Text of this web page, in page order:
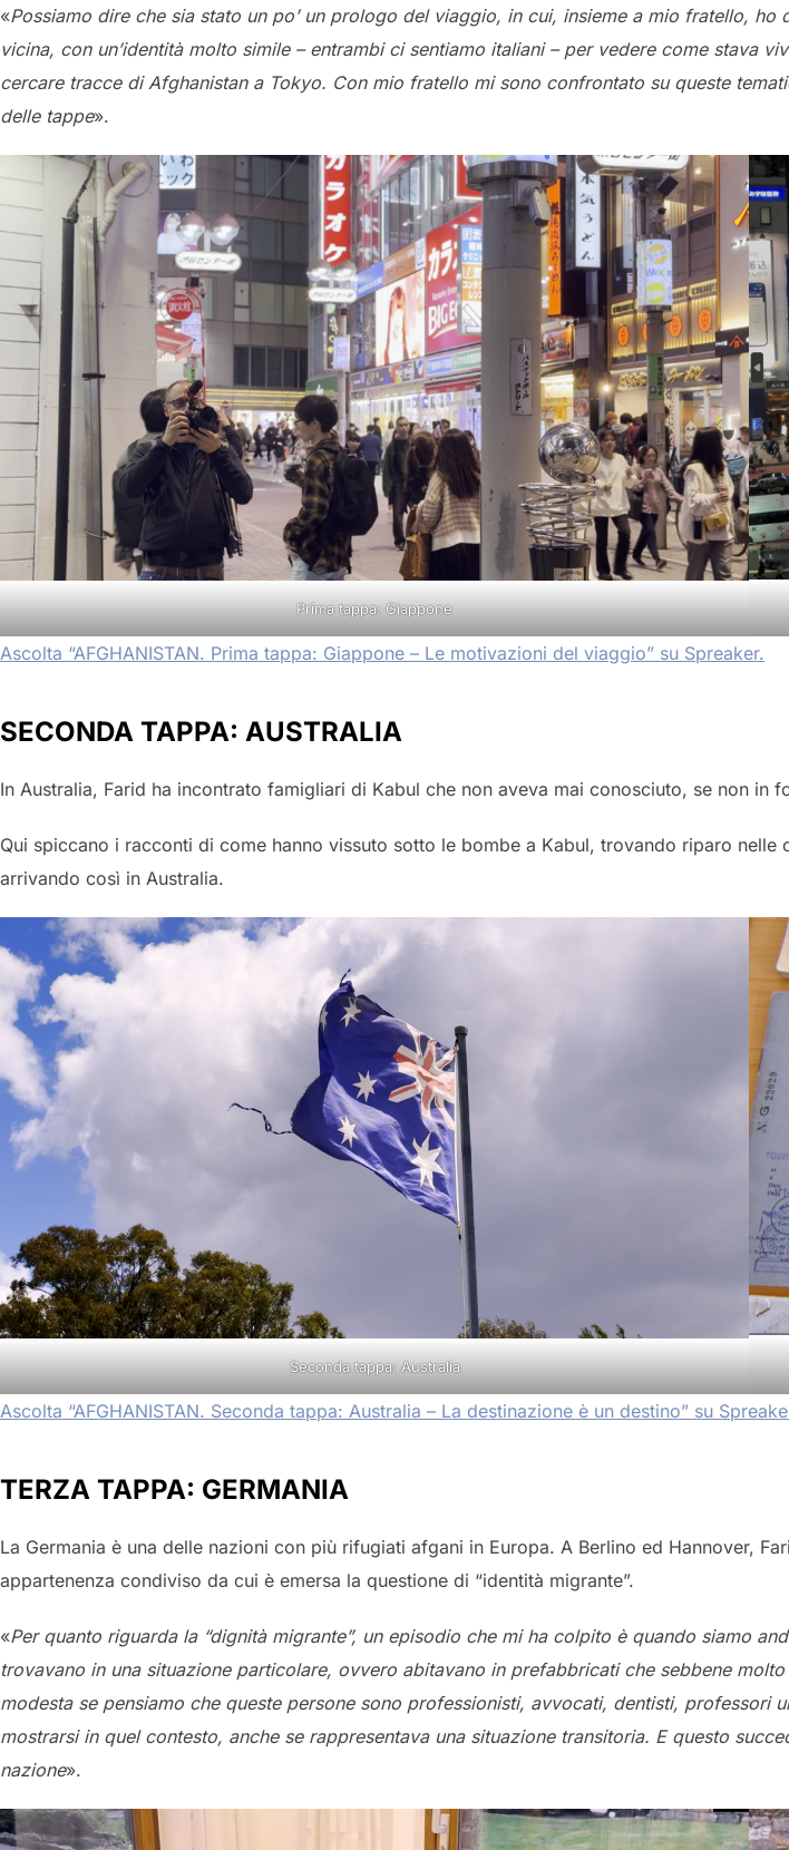
«Possiamo dire che sia stato un po’ un prologo del viaggio, in cui, insieme a mio fratello,
vicina, con un’identità molto simile – entrambi ci sentiamo italiani – per vedere come stava
cercare tracce di Afghanistan a Tokyo. Con mio fratello mi sono confrontato su queste
delle tappe».
Prima tappa: Giappone
Ascolta “AFGHANISTAN. Prima tappa: Giappone – Le motivazioni del viaggio” su Spreaker.
SECONDA TAPPA: AUSTRALIA
In Australia, Farid ha incontrato famigliari di Kabul che non aveva mai conosciuto, se non in
Qui spiccano i racconti di come hanno vissuto sotto le bombe a Kabul, trovando riparo
arrivando così in Australia.
Seconda tappa: Australia
Ascolta “AFGHANISTAN. Seconda tappa: Australia – La destinazione è un destino” su
TERZA TAPPA: GERMANIA
La Germania è una delle nazioni con più rifugiati afgani in Europa. A Berlino ed Hannover,
appartenenza condiviso da cui è emersa la questione di “identità migrante”.
«Per quanto riguarda la “dignità migrante”, un episodio che mi ha colpito è quando siamo
trovavano in una situazione particolare, ovvero abitavano in prefabbricati che sebbene
modesta se pensiamo che queste persone sono professionisti, avvocati, dentisti,
mostrarsi in quel contesto, anche se rappresentava una situazione transitoria. E questo
nazione».